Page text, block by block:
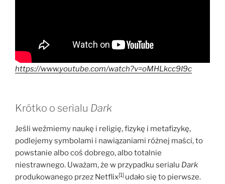
https://www.youtube.com/watch?v=oMHLkcc9I9c
Krótko o serialu Dark
Jeśli weźmiemy naukę i religię, fizykę i metafizykę,
podlejemy symbolami i nawiązaniami różnej maści, to
powstanie albo coś dobrego, albo totalnie
niestrawnego. Uważam, że w przypadku serialu Dark
produkowanego przez Netflix[1] udało się to pierwsze.